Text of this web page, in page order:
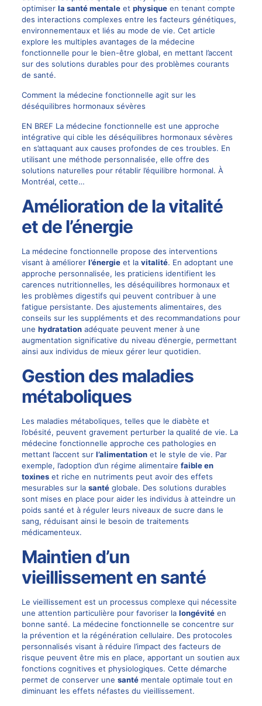
optimiser la santé mentaleet physiqueen tenant compte
des interactions complexes entre les facteurs génétiques,
environnementaux et liés au mode de vie. Cet article
explore les multiples avantages de la médecine
fonctionnelle pour le bien-être global, en mettant l’accent
sur des solutions durables pour des problèmes courants
de santé.
Comment la médecine fonctionnelle agit sur les
déséquilibres hormonaux sévères
EN BREF La médecine fonctionnelle est une approche
intégrative qui cible les déséquilibres hormonaux sévères
en s’attaquant aux causes profondes de ces troubles. En
utilisant une méthode personnalisée, elle offre des
solutions naturelles pour rétablir l’équilibre hormonal. À
Montréal, cette…
Amélioration de la vitalité
et de l’énergie
La médecine fonctionnelle propose des interventions
visant à améliorer l’énergieet la vitalité. En adoptant une
approche personnalisée, les praticiens identifient les
carences nutritionnelles, les déséquilibres hormonaux et
les problèmes digestifs qui peuvent contribuer à une
fatigue persistante. Des ajustements alimentaires, des
conseils sur les suppléments et des recommandations pour
une hydratationadéquate peuvent mener à une
augmentation significative du niveau d’énergie, permettant
ainsi aux individus de mieux gérer leur quotidien.
Gestion des maladies
métaboliques
Les maladies métaboliques, telles que le diabète et
l’obésité, peuvent gravement perturber la qualité de vie. La
médecine fonctionnelle approche ces pathologies en
mettant l’accent sur l’alimentationet le style de vie. Par
exemple, l’adoption d’un régime alimentaire faible en
toxineset riche en nutriments peut avoir des effets
mesurables sur la santéglobale. Des solutions durables
sont mises en place pour aider les individus à atteindre un
poids santé et à réguler leurs niveaux de sucre dans le
sang, réduisant ainsi le besoin de traitements
médicamenteux.
Maintien d’un
vieillissement en santé
Le vieillissement est un processus complexe qui nécessite
une attention particulière pour favoriser la longévitéen
bonne santé. La médecine fonctionnelle se concentre sur
la prévention et la régénération cellulaire. Des protocoles
personnalisés visant à réduire l’impact des facteurs de
risque peuvent être mis en place, apportant un soutien aux
fonctions cognitives et physiologiques. Cette démarche
permet de conserver une santémentale optimale tout en
diminuant les effets néfastes du vieillissement.